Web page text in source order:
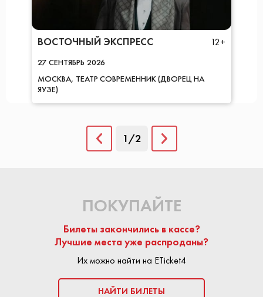
ВОСТОЧНЫЙ ЭКСПРЕСС 12+
27 СЕНТЯБРЬ 2026
МОСКВА ТЕАТР СОВРЕМЕННИК (ДВОРЕЦ НА
ЯУЗЕ)
1/2
ПОКУПАЙТЕ
Билеты закончились в кассе?
Лучшие места уже распроданы?
Их можно найти на ETicket4
НАЙТИ БИЛЕТЫ